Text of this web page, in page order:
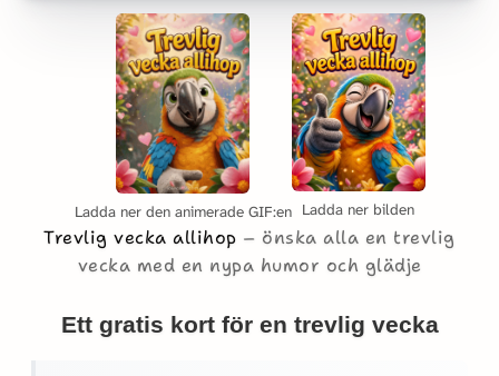
Ladda ner den animerade GIF:en Ladda ner bilden
Trevlig vecka allihop
önska alla en trevlig
vecka med en nypa humor och glädje
Ett gratis kort för en trevlig vecka